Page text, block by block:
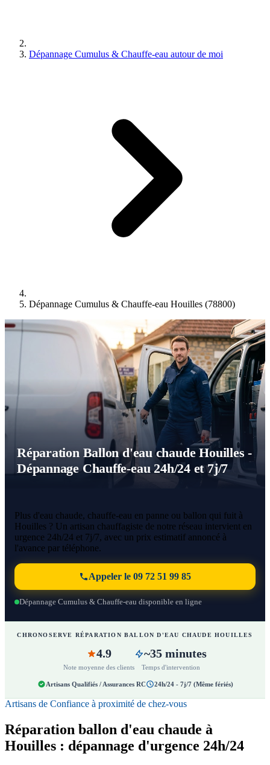
Dépannage Cumulus & Chauffe-eau autour de moi
Dépannage Cumulus & Chauffe-eau Houilles (78800)
Réparation Ballon d'eau chaude Houilles -
Dépannage Chauffe-eau 24h/24 et 7j/7
Plus d'eau chaude, chauffe-eau en panne ou ballon qui fuit à
Houilles ? Un artisan chauffagiste de notre réseau intervient en
urgence 24h/24 et 7j/7, avec un prix estimatif annoncé à
l'avance par téléphone.
Appeler le 09 72 51 99 85
Dépannage Cumulus & Chauffe-eau disponible en ligne
CHRONOSERVE RÉPARATION BALLON D'EAU CHAUDE HOUILLES
4.9
Note moyenne des clients
~35 minutes
Temps d'intervention
Artisans Qualifiés / Assurances RC 24h/24 - 7j/7 (Même fériés)
Artisans de Confiance à proximité de chez-vous
Réparation ballon d'eau chaude à
Houilles : dépannage d'urgence 24h/24